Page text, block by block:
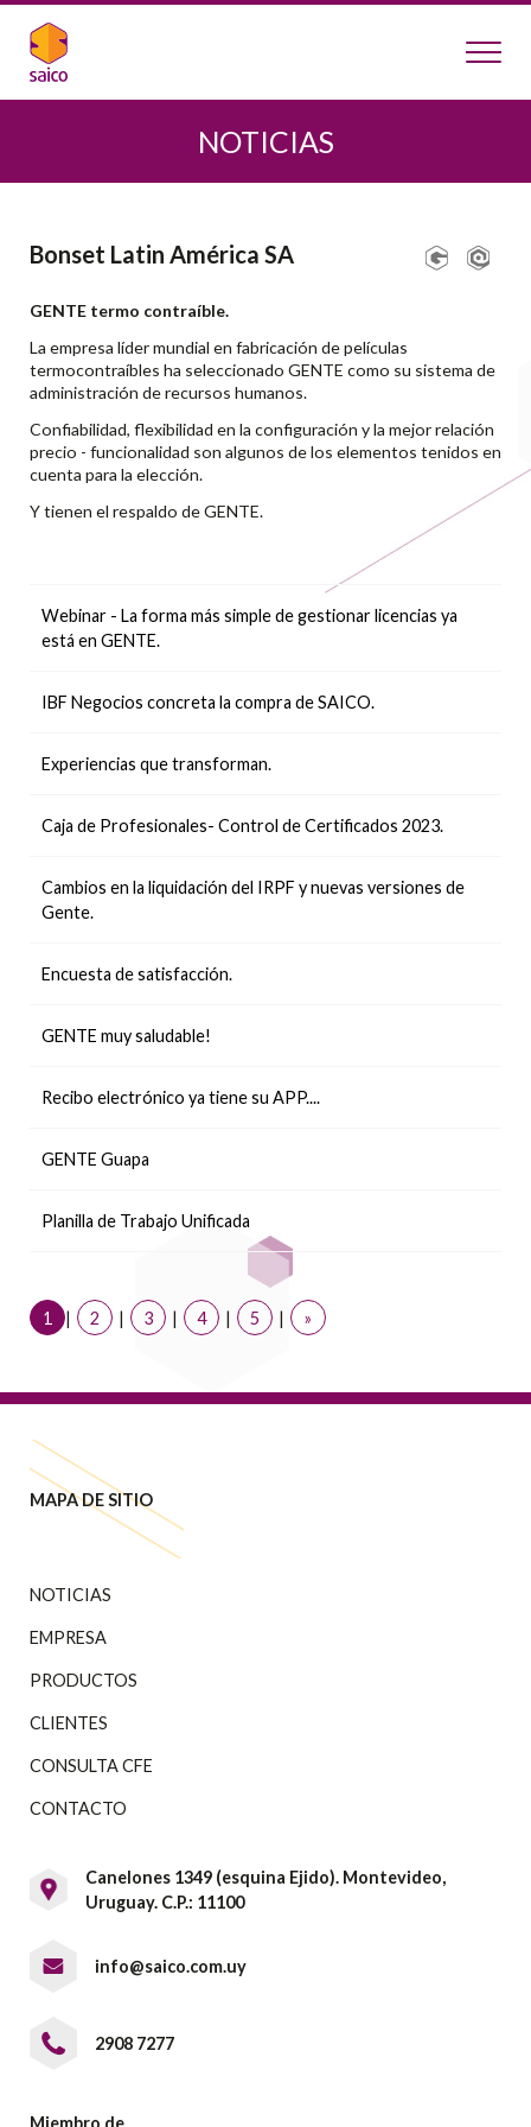
NOTICIAS
Bonset Latin América SA
GENTE termo contraíble.
La empresa líder mundial en fabricación de películas
termocontraíbles ha seleccionado GENTE como su sistema de
administración de recursos humanos.
Confiabilidad, flexibilidad en la configuración y la mejor relación
precio - funcionalidad son algunos de los elementos tenidos en
cuenta para la elección.
Y tienen el respaldo de GENTE.
Webinar - La forma más simple de gestionar licencias ya
está en GENTE.
IBF Negocios concreta la compra de SAICO.
Experiencias que transforman.
Caja de Profesionales- Control de Certificados 2023.
Cambios en la liquidación del IRPF y nuevas versiones de
Gente.
Encuesta de satisfacción.
GENTE muy saludable!
Recibo electrónico ya tiene su APP....
GENTE Guapa
Planilla de Trabajo Unificada
1 | 2 | 3 | 4 | 5 | »
MAPA DE SITIO
NOTICIAS
EMPRESA
PRODUCTOS
CLIENTES
CONSULTA CFE
CONTACTO
Canelones 1349 (esquina Ejido). Montevideo,
Uruguay. C.P.: 11100
info@saico.com.uy
2908 7277
Miembro de